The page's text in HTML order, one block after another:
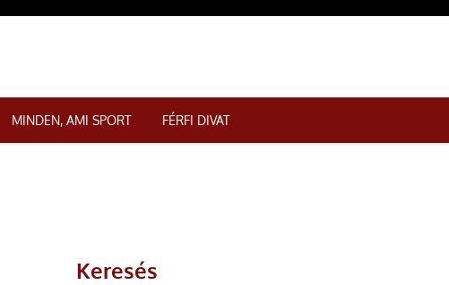
MINDEN, AMI SPORT FÉRFI DIVAT
Keresés